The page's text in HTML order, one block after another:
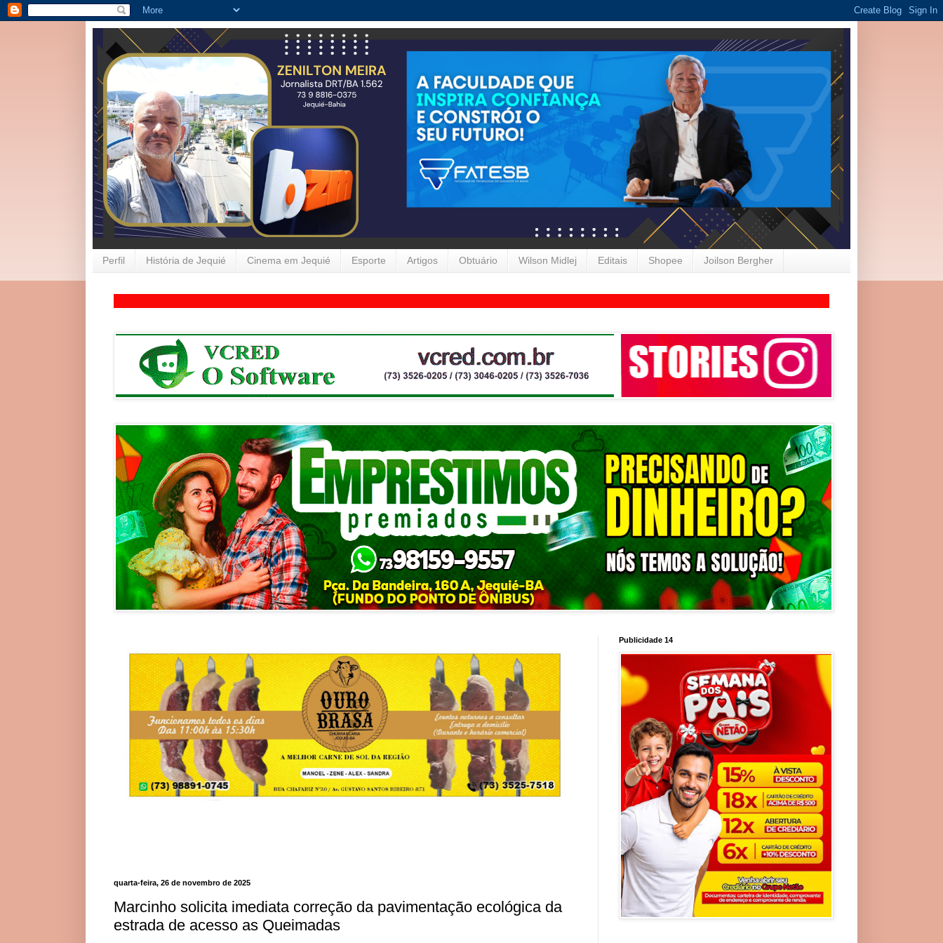
Perfil História de Jequié Cinema em Jequié Esporte Artigos Obtuário Wilson Midlej Editais Shopee Joilson Bergher
quarta-feira, 26 de novembro de 2025
Marcinho solicita imediata correção da pavimentação ecológica da
estrada de acesso as Queimadas
Publicidade 14